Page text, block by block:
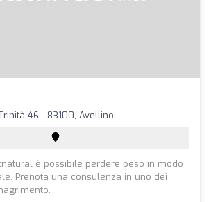
46 - 83100, Avellino
è possibile perdere peso in modo
Prenota una consulenza in uno dei